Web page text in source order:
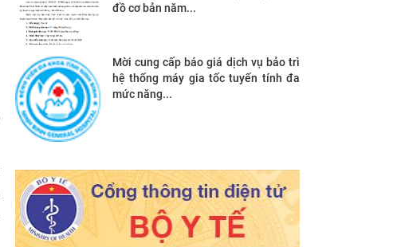
đồ cơ bản năm...
Mời cung cấp báo giá dịch vụ bảo trì
hệ thống máy gia tốc tuyến tính đa
mức năng...